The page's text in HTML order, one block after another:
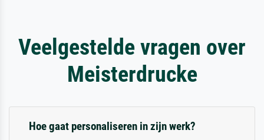
Veelgestelde vragen over
Meisterdrucke
Hoe gaat personaliseren in zijn werk?